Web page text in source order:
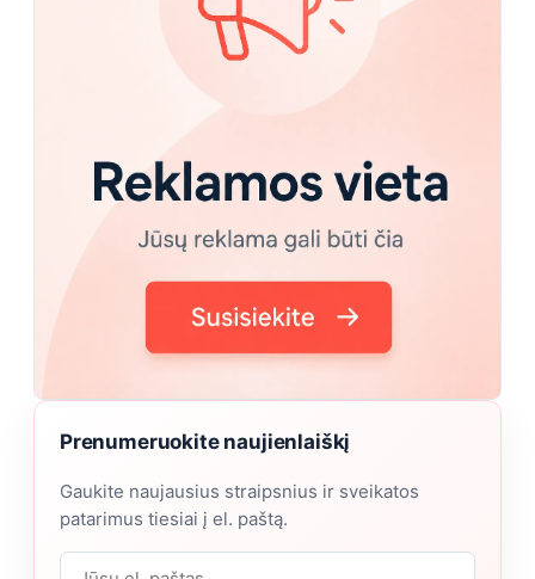
Prenumeruokite naujienlaiškį
Gaukite naujausius straipsnius ir sveikatos
patarimus tiesiai į el. paštą.